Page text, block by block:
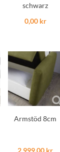
schwarz
0,00 kr
Armstöd 8cm
2 999,00 kr